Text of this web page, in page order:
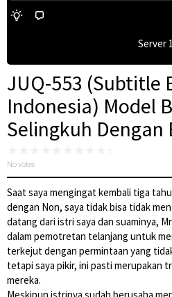
Server 1
JUQ-553 (Subtitle
Indonesia) Model
Selingkuh Dengan
No votes
Saat saya mengingat kembali tiga
dengan Non, saya tidak bisa tidak
datang dari istri saya dan suaminya,
dalam pemotretan telanjang untuk
terkejut dengan permintaan yang
tetapi saya pikir, ini pasti merupakan
mereka.